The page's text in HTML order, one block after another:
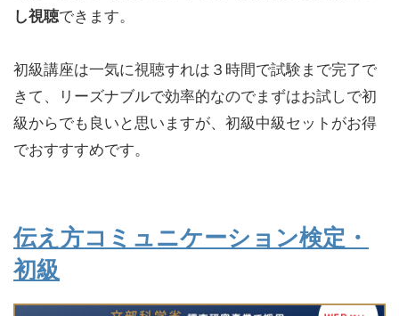
し視聴できます。
初級講座は一気に視聴すれは３時間で試験まで完了で
きて、リーズナブルで効率的なのでまずはお試しで初
級からでも良いと思いますが、初級中級セットがお得
でおすすすめです。
伝え方コミュニケーション検定・
初級